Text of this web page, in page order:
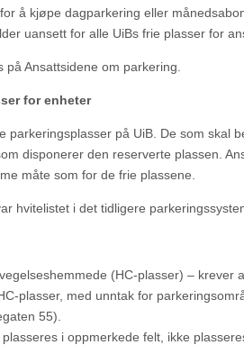
å kjøpe dagparkering eller
uansett for alle UiBs frie plasser for
Ansattsidene om parkering.
for enheter
parkeringsplasser på UiB. De som skal
disponerer den reserverte plassen.
måte som for de frie plassene.
hvitelistet i det tidligere
(HC-plasser) –
plasser, med unntak for
55).
i oppmerkede felt, ikke